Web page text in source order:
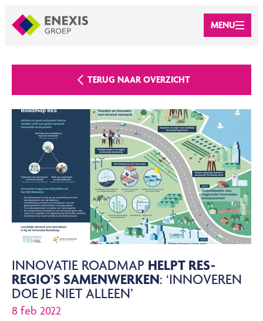
MENU
TERUG NAAR OVERZICHT
INNOVATIE ROADMAP HELPT RES-
REGIO’S SAMENWERKEN: ‘INNOVEREN
DOE JE NIET ALLEEN’
8 feb 2022